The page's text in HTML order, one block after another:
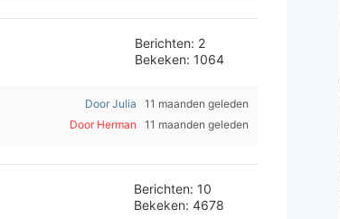
Berichten: 2
Bekeken: 1064
Door Julia 11 maanden geleden
Door Herman 11 maanden geleden
Berichten: 10
Bekeken: 4678